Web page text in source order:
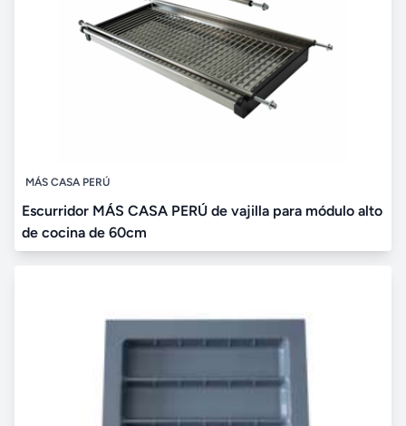
MÁS CASA PERÚ
Escurridor MÁS CASA PERÚ de vajilla para módulo alto
de cocina de 60cm